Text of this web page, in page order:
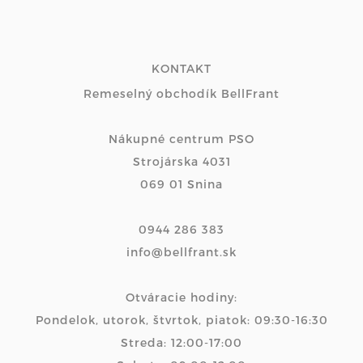
KONTAKT
Remeselný obchodík BellFrant
Nákupné centrum PSO
Strojárska 4031
069 01 Snina
0944 286 383
info@bellfrant.sk
Otváracie hodiny:
Pondelok, utorok, štvrtok, piatok: 09:30-16:30
Streda: 12:00-17:00